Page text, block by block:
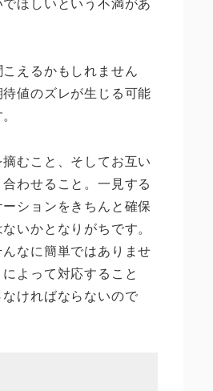
えるかもしれません
値のズレが生じる可能
むこと、そしてお互い
わせること。一見する
ションをきちんと確保
いかとなりがちです。
なに簡単ではありませ
よって対応すること
ければならないので